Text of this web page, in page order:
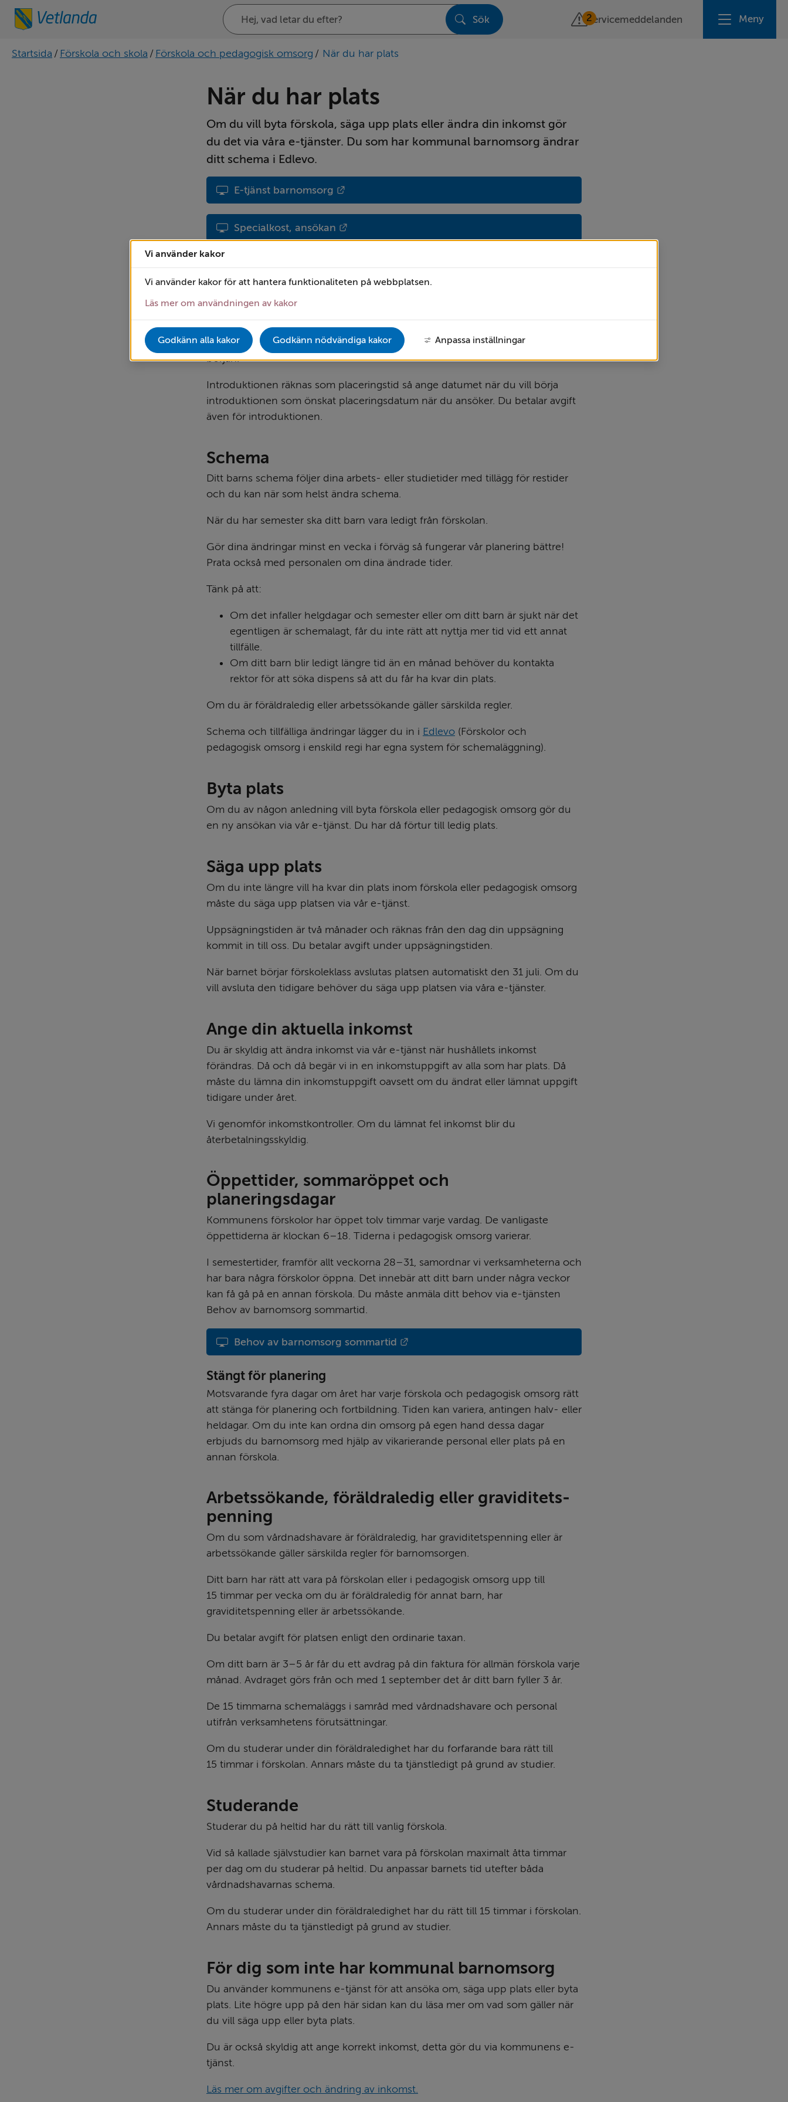
Vi använder kakor
Vi använder kakor för att hantera funktionaliteten på webbplatsen.
Läs mer om användningen av kakor
Godkänn alla kakor Godkänn nödvändiga kakor Anpassa inställningar
Sök
på
webbplatsen
Sök 2
Servicemeddelanden Meny
Startsida / Förskola och skola / Förskola och pedagogisk omsorg / När du har plats
När du har plats
Om du vill byta förskola, säga upp plats eller ändra din inkomst gör
du det via våra e-tjänster. Du som har kommunal barnomsorg ändrar
ditt schema i Edlevo.
E-tjänst barnomsorg
Specialkost, ansökan
Introduktion
är viktig både för dig, ditt barn och de som ansvarar för omsorgen.
Introduktionen tar upp till två veckor och du som förälder behöver räkna med
att tillbringa en del tid tillsammans med ditt barn i den nya miljön, särskilt i
början.
Introduktionen räknas som placeringstid så ange datumet när du vill börja
introduktionen som önskat placeringsdatum när du ansöker. Du betalar avgift
även för introduktionen.
Schema
Ditt barns schema följer dina arbets- eller ­studietider med tillägg för restider
och du kan när som helst ändra schema.
När du har semester ska ditt barn vara ledigt från förskolan.
Gör dina ändringar minst en vecka i förväg så fungerar vår planering bättre!
Prata också med personalen om dina ändrade tider.
Tänk på att:
Om det infaller helgdagar och semester eller om ditt barn är sjukt när det
egentligen är schemalagt, får du inte rätt att nyttja mer tid vid ett annat
tillfälle.
Om ditt barn blir ledigt längre tid än en månad behöver du kontakta
rektor för att söka dispens så att du får ha kvar din plats.
Om du är föräldraledig eller arbetssökande gäller särskilda regler.
Schema och tillfälliga ändringar lägger du in i Edlevo (Förskolor och
pedagogisk omsorg i enskild regi har egna system för schemaläggning).
Byta plats
Om du av någon anledning vill byta förskola eller pedagogisk omsorg gör du
en ny ansökan via vår e-tjänst. Du har då förtur till ledig plats.
Säga upp plats
Om du inte längre vill ha kvar din plats inom förskola eller pedagogisk omsorg
måste du säga upp platsen via vår e-tjänst.
Uppsägningstiden är två månader och räknas från den dag din uppsägning
kommit in till oss. Du betalar avgift under uppsägningstiden.
När barnet börjar förskoleklass avslutas platsen automatiskt den 31 juli. Om du
vill avsluta den tidigare behöver du säga upp platsen via våra e-tjänster.
Ange din aktuella inkomst
Du är skyldig att ändra inkomst via vår e-tjänst när hushållets inkomst
förändras. Då och då begär vi in en inkomstuppgift av alla som har plats. Då
måste du lämna din inkomstuppgift oavsett om du ändrat eller lämnat uppgift
tidigare under året.
Vi genomför inkomstkontroller. Om du lämnat fel inkomst blir du
återbetalningsskyldig.
Öppettider, sommaröppet och
planeringsdagar
Kommunens förskolor har öppet tolv timmar varje vardag. De vanligaste
öppet­tiderna är klockan 6–18. Tiderna i pedagogisk omsorg varierar.
I semestertider, framför allt veckorna 28–31, samordnar vi verksamheterna och
har bara några förskolor öppna. Det innebär att ditt barn under några veckor
kan få gå på en annan förskola. Du måste anmäla ditt behov via e-tjänsten
Behov av barnomsorg sommartid.
Behov av barnomsorg sommartid
Stängt för planering
Motsvarande fyra dagar om året har varje förskola och pedagogisk omsorg rätt
att stänga för planering och fortbildning. Tiden kan variera, antingen halv- eller
heldagar. Om du inte kan ordna din omsorg på egen hand dessa dagar
erbjuds du barnomsorg med hjälp av vikarierande personal eller plats på en
annan förskola.
Arbetssökande, föräldra­ledig eller graviditets­
penning
Om du som vårdnadshavare är föräldraledig, har graviditetspenning eller är
arbetssökande gäller särskilda regler för barnomsorgen.
Ditt barn har rätt att vara på förskolan eller i pedagogisk omsorg upp till
15 timmar per vecka om du är föräldraledig för annat barn, har
graviditetspenning eller är arbetssökande.
Du betalar avgift för platsen enligt den ordinarie taxan.
Om ditt barn är 3–5 år får du ett avdrag på din faktura för allmän förskola varje
månad. Avdraget görs från och med 1 september det år ditt barn fyller 3 år.
De 15 timmarna schemaläggs i samråd med vårdnadshavare och personal
utifrån verksamhetens förutsättningar.
Om du studerar under din föräldraledighet har du forfarande bara rätt till
15 timmar i förskolan. Annars måste du ta tjänstledigt på grund av studier.
Studerande
Studerar du på heltid har du rätt till vanlig förskola.
Vid så kallade självstudier kan barnet vara på förskolan maximalt åtta timmar
per dag om du studerar på heltid. Du anpassar barnets tid utefter båda
vårdnadshavarnas schema.
Om du studerar under din föräldraledighet har du rätt till 15 timmar i förskolan.
Annars måste du ta tjänstledigt på grund av studier.
För dig som inte har kommunal barnomsorg
Du använder kommunens e-tjänst för att ansöka om, säga upp plats eller byta
plats. Lite högre upp på den här sidan kan du läsa mer om vad som gäller när
du vill säga upp eller byta plats.
Du är också skyldig att ange korrekt inkomst, detta gör du via kommunens e-
tjänst.
Läs mer om avgifter och ändring av inkomst.